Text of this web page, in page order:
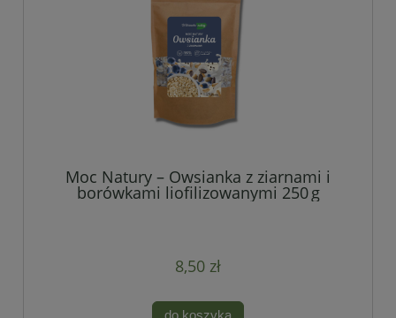
Moc Natury – Owsianka z ziarnami i
borówkami liofilizowanymi 250 g
8,50 zł